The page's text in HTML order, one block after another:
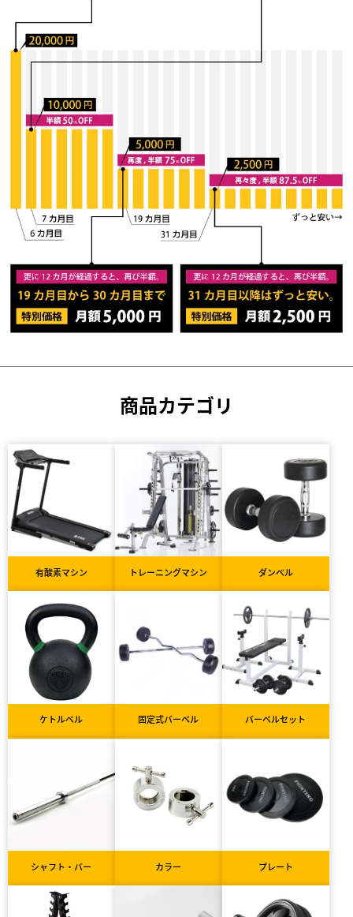
商品カテゴリ
有酸素マシン トレーニングマシン ダンベル
ケトルベル 固定式バーベル バーベルセット
シャフト・バー カラー プレート